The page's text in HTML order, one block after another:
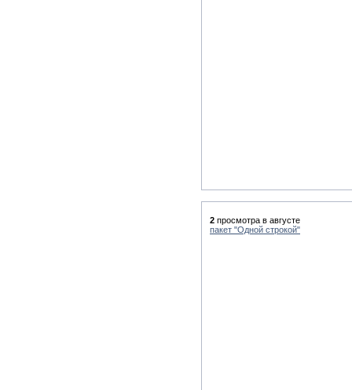
2 просмотра в августе
пакет "Одной строкой"